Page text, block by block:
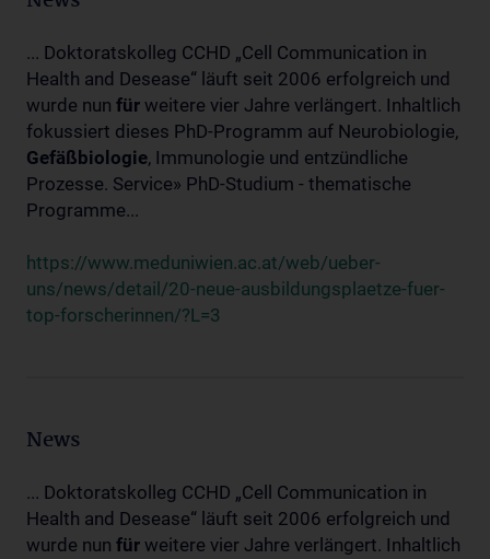
... Doktoratskolleg CCHD „Cell Communication in
Health and Desease“ läuft seit 2006 erfolgreich und
wurde nun für weitere vier Jahre verlängert. Inhaltlich
fokussiert dieses PhD-Programm auf Neurobiologie,
Gefäßbiologie, Immunologie und entzündliche
Prozesse. Service» PhD-Studium - thematische
Programme...
https://www.meduniwien.ac.at/web/ueber-
uns/news/detail/20-neue-ausbildungsplaetze-fuer-
top-forscherinnen/?L=3
News
... Doktoratskolleg CCHD „Cell Communication in
Health and Desease“ läuft seit 2006 erfolgreich und
wurde nun für weitere vier Jahre verlängert. Inhaltlich